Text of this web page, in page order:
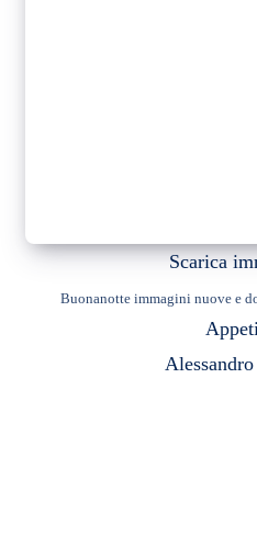
Scarica
Buonanotte immagini nuove e